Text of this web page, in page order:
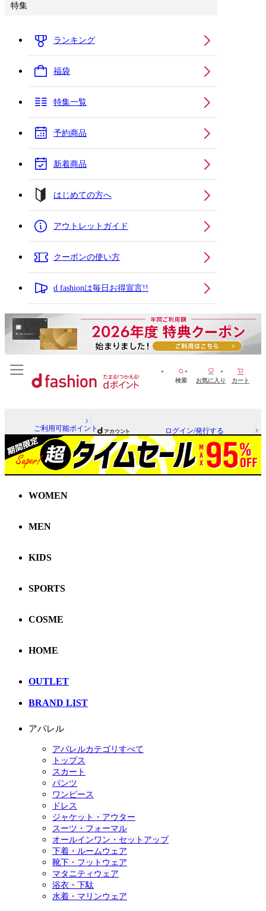
特集
ランキング
福袋
特集一覧
予約商品
新着商品
はじめての方へ
アウトレットガイド
クーポンの使い方
d fashionは毎日お得宣言!!
検索 お気に入り カート
ご利用可能ポイント ログイン/発行する
WOMEN
MEN
KIDS
SPORTS
COSME
HOME
OUTLET
BRAND LIST
アパレル
アパレルカテゴリすべて
トップス
スカート
パンツ
ワンピース
ドレス
ジャケット・アウター
スーツ・フォーマル
オールインワン・セットアップ
下着・ルームウェア
靴下・フットウェア
マタニティウェア
浴衣・下駄
水着・マリンウェア